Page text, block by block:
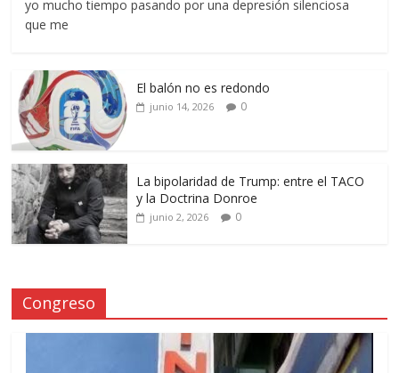
yo mucho tiempo pasando por una depresión silenciosa
que me
El balón no es redondo
junio 14, 2026 0
La bipolaridad de Trump: entre el TACO
y la Doctrina Donroe
junio 2, 2026 0
Congreso